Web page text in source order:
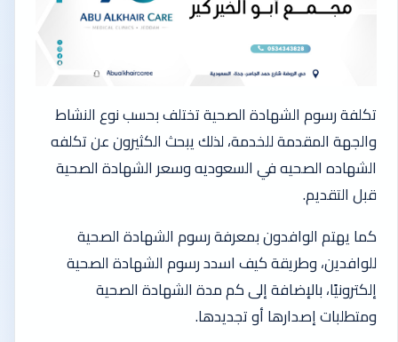
تكلفة رسوم الشهادة الصحية تختلف بحسب نوع النشاط
والجهة المقدمة للخدمة، لذلك يبحث الكثيرون عن تكلفه
الشهاده الصحيه في السعوديه وسعر الشهادة الصحية
قبل التقديم.
كما يهتم الوافدون بمعرفة رسوم الشهادة الصحية
للوافدين، وطريقة كيف اسدد رسوم الشهادة الصحية
إلكترونيًا، بالإضافة إلى كم مدة الشهادة الصحية
ومتطلبات إصدارها أو تجديدها.